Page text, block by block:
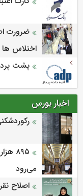
ضرورت
اختلاس ها
پشت
اخبار بورس
رکوردشکنی
می‌‌رود
اصلاح